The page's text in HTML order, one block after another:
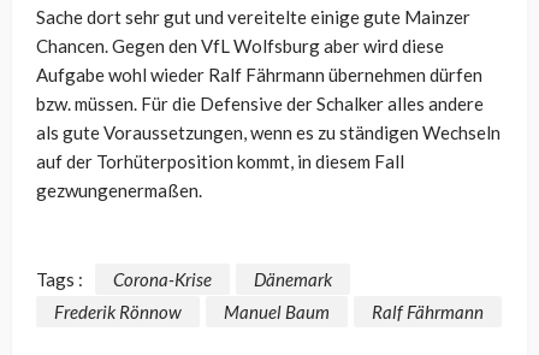
Sache dort sehr gut und vereitelte einige gute Mainzer
Chancen. Gegen den VfL Wolfsburg aber wird diese
Aufgabe wohl wieder Ralf Fährmann übernehmen dürfen
bzw. müssen. Für die Defensive der Schalker alles andere
als gute Voraussetzungen, wenn es zu ständigen Wechseln
auf der Torhüterposition kommt, in diesem Fall
gezwungenermaßen.
Tags : Corona-Krise
Dänemark
Frederik Rönnow
Manuel Baum Ralf Fährmann